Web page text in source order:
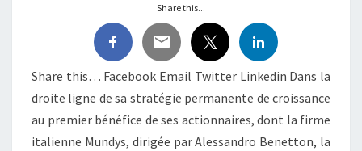
MENTEURS
ET
DES
COMPLICES
Share this...
Share this… Facebook Email Twitter Linkedin Dans la
droite ligne de sa stratégie permanente de croissance
au premier bénéfice de ses actionnaires, dont la firme
italienne Mundys, dirigée par Alessandro Benetton, la